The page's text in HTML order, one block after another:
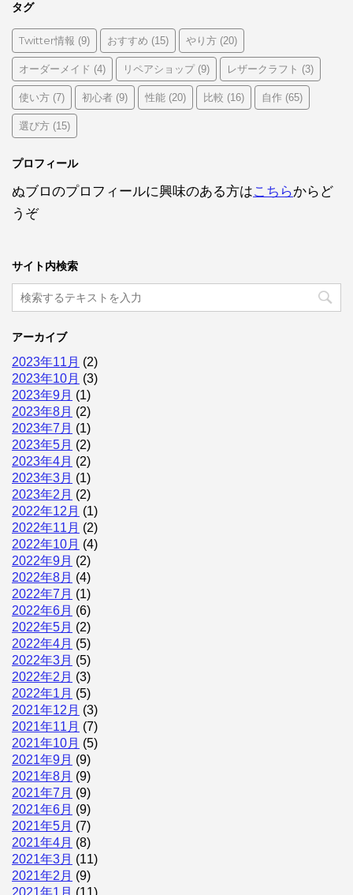
タグ
Twitter情報 (9) おすすめ (15) やり方 (20)
オーダーメイド (4) リペアショップ(9) レザークラフト (3)
使い方 (7) 初心者 (9) 性能 (20) 比較 (16) 自作 (65)
選び方 (15)
プロフィール
ぬブロのプロフィールに興味のある方はこちらからど
うぞ
サイト内検索
アーカイブ
2023年11月 (2)
2023年10月 (3)
2023年9月 (1)
2023年8月 (2)
2023年7月 (1)
2023年5月 (2)
2023年4月 (2)
2023年3月 (1)
2023年2月 (2)
2022年12月 (1)
2022年11月 (2)
2022年10月 (4)
2022年9月 (2)
2022年8月 (4)
2022年7月 (1)
2022年6月 (6)
2022年5月 (2)
2022年4月 (5)
2022年3月 (5)
2022年2月 (3)
2022年1月 (5)
2021年12月 (3)
2021年11月 (7)
2021年10月 (5)
2021年9月 (9)
2021年8月 (9)
2021年7月 (9)
2021年6月 (9)
2021年5月 (7)
2021年4月 (8)
2021年3月 (11)
2021年2月 (9)
2021年1月 (11)